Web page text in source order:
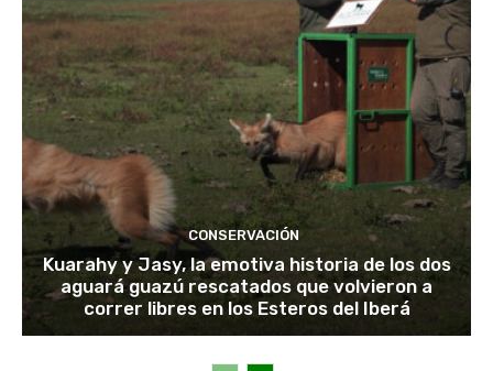
CONSERVACIÓN
Kuarahy y Jasy, la emotiva historia de los dos
aguará guazú rescatados que volvieron a
correr libres en los Esteros del Iberá